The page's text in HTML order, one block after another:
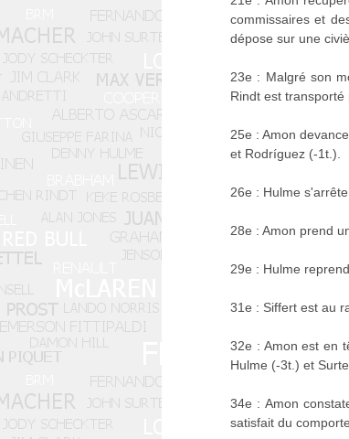
commissaires et
dépose sur une
23e : Malgré son
Rindt est
25e : Amon
et Rodríguez (-1t.).
26e : Hulme
28e : Amon prend
29e : Hulme
31e : Siffert est au
32e : Amon est en
Hulme (-3t.) et
34e : Amon
satisfait du